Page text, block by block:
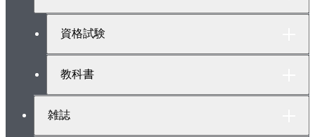
資格試験
教科書
雑誌